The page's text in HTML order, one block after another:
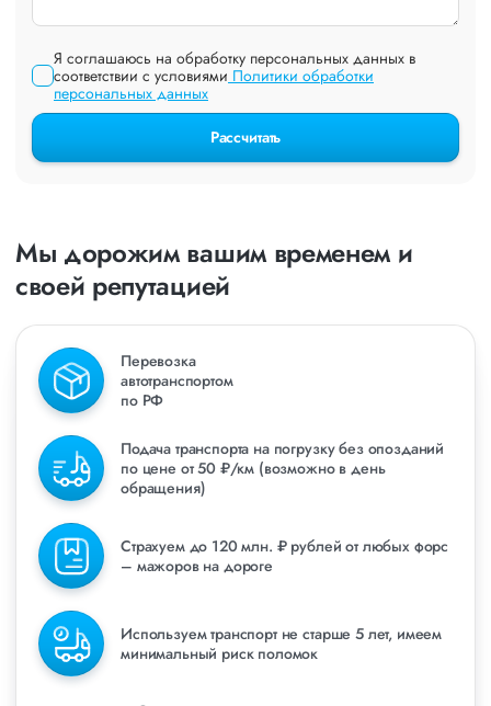
Я соглашаюсь на обработку персональных данных в
соответствии с условиями Политики обработки
персональных данных
Рассчитать
Мы дорожим вашим временем и
своей репутацией
Перевозка
автотранспортом
по РФ
Подача транспорта на погрузку без опозданий
по цене от 50 ₽/км (возможно в день
обращения)
Страхуем до 120 млн. ₽ рублей от любых форс
– мажоров на дороге
Используем транспорт не старше 5 лет, имеем
минимальный риск поломок